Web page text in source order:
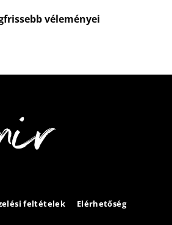
véleményei
feltételek Elérhetőség